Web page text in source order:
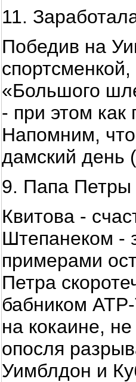
11.
Победив на
«Большого
- при этом
Напомним,
дамский день
9. Папа Петры
Квитова -
Штепанеком -
примерами
Петра
бабником
на кокаине,
опосля
Уимблдон и